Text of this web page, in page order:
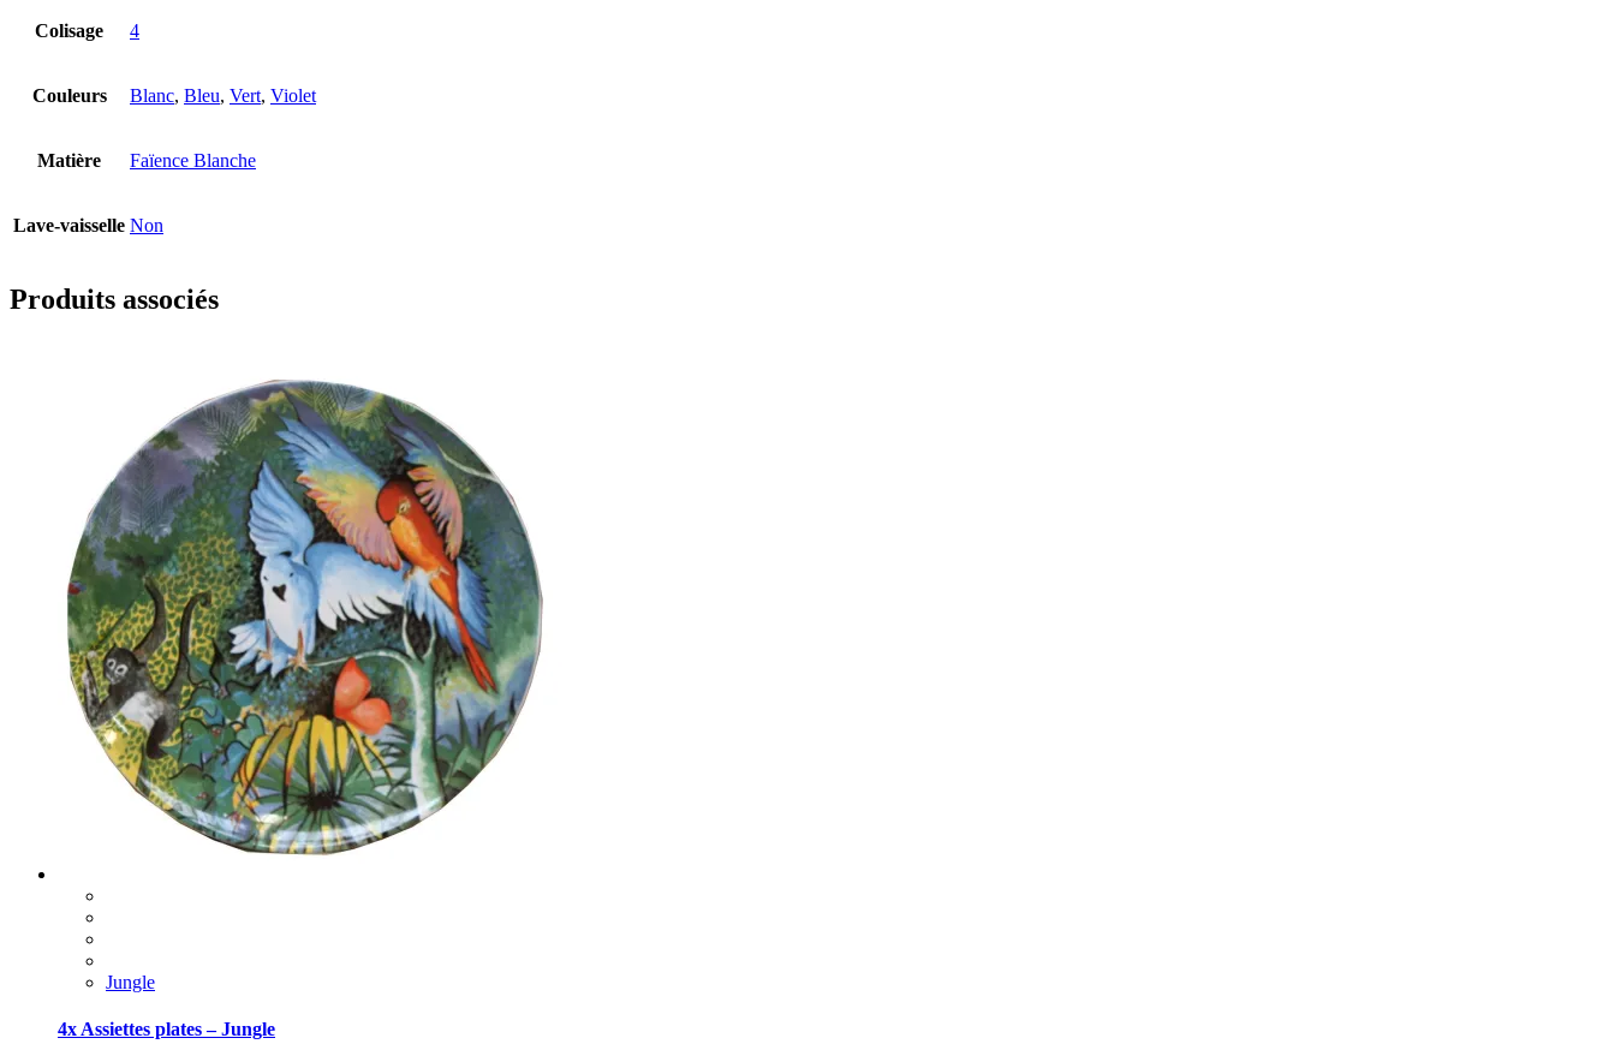
Colisage 4
Couleurs Blanc, Bleu, Vert, Violet
Matière Faïence Blanche
Lave-vaisselle Non
Produits associés
Jungle
4x Assiettes plates – Jungle